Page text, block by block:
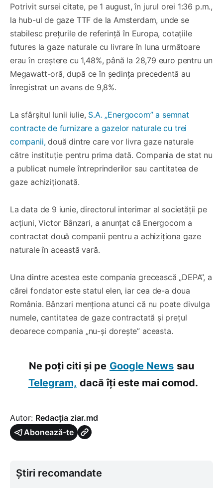
Potrivit sursei citate, pe 1 august, în jurul orei 1:36 p.m.,
la hub-ul de gaze TTF de la Amsterdam, unde se
stabilesc prețurile de referință în Europa, cotațiile
futures la gaze naturale cu livrare în luna următoare
erau în creștere cu 1,48%, până la 28,79 euro pentru un
Megawatt-oră, după ce în ședința precedentă au
înregistrat un avans de 9,8%.
La sfârșitul lunii iulie, S.A. „Energocom” a semnat
contracte de furnizare a gazelor naturale cu trei
companii,două dintre care vor livra gaze naturale
către instituție pentru prima dată. Compania de stat nu
a publicat numele întreprinderilor sau cantitatea de
gaze achiziționată.
La data de 9 iunie, directorul interimar al societății pe
acțiuni, Victor Bânzari, a anunțat că Energocom a
contractat două companii pentru a achiziționa gaze
naturale în această vară.
Una dintre acestea este compania grecească „DEPA”, a
cărei fondator este statul elen, iar cea de-a doua
România. Bânzari menționa atunci că nu poate divulga
numele, cantitatea de gaze contractată și prețul
deoarece compania „nu-și dorește” aceasta.
Ne poți citi și pe Google News sau
Telegram, dacă îți este mai comod.
Autor: Redacția ziar.md
Abonează-te
Știri recomandate